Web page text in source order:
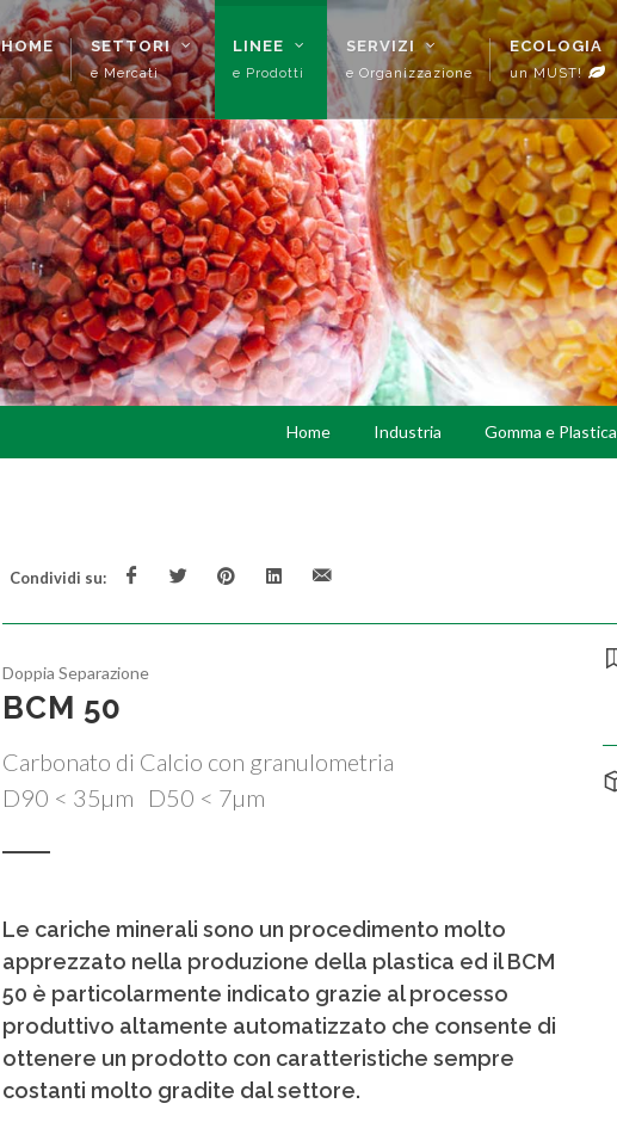
HOME SETTORI
e Mercati
LINEE
e Prodotti
SERVIZI
e Organizzazione
ECOLOGIA
un MUST!
Home Industria Gomma e Plastica
Condividi su:
Doppia Separazione
BCM 50
Carbonato di Calcio con granulometria
D90 < 35µm D50 < 7µm
Le cariche minerali sono un procedimento molto
apprezzato nella produzione della plastica ed il BCM
50 è particolarmente indicato grazie al processo
produttivo altamente automatizzato che consente di
ottenere un prodotto con caratteristiche sempre
costanti molto gradite dal settore.